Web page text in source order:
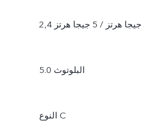
2,4 جيجا هرتز / 5 جيجا هرتز
البلوتوث 5.0
النوع C